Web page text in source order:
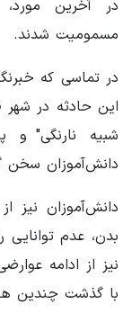
مسمومیت شدند.
در تماسی که
این حادثه در شهر
شبیه نارنگی"
دانش‌آموزان سخن
دانش‌آموزان نیز
بدن، عدم توانایی
نیز از ادامه
با گذشت چندین